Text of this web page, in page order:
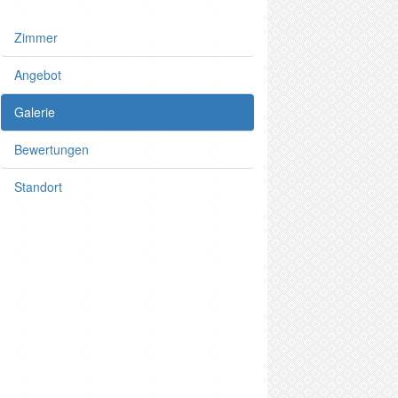
Zimmer
Angebot
Galerie
Bewertungen
Standort